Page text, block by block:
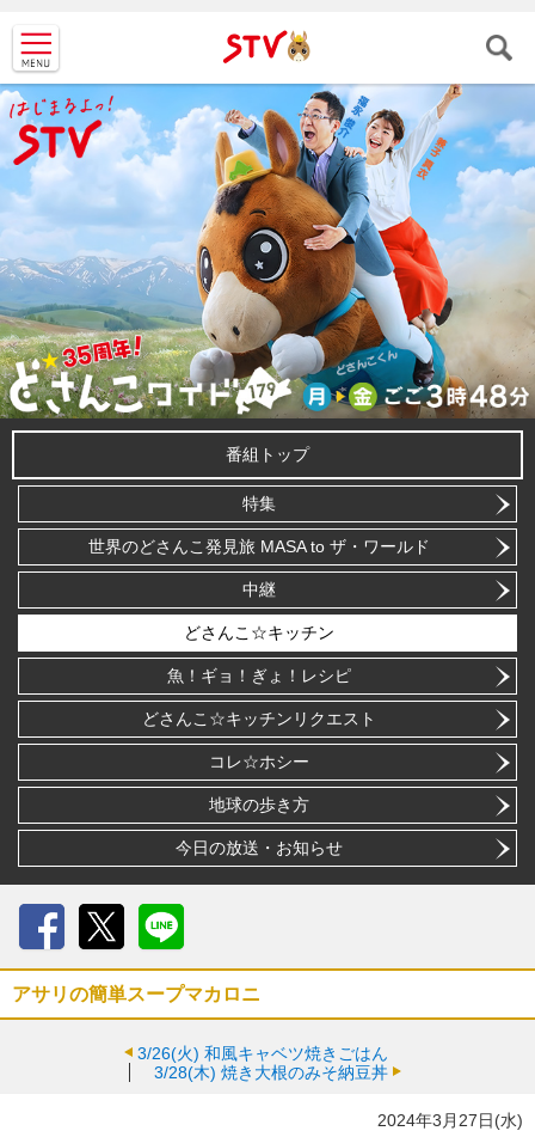
ＳＴＶ札
幌テレビ
番組トップ
特集
世界のどさんこ発見旅 MASA to ザ・ワールド
中継
どさんこ☆キッチン
魚！ギョ！ぎょ！レシピ
どさんこ☆キッチンリクエスト
コレ☆ホシー
地球の歩き方
今日の放送・お知らせ
アサリの簡単スープマカロニ
3/26(火) 和風キャベツ焼きごはん
3/28(木) 焼き大根のみそ納豆丼
2024年3月27日(水)